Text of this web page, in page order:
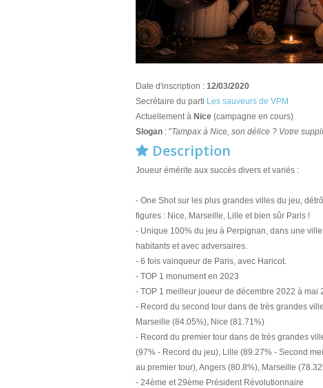
Date d'inscription : 12/03/2020
Secrétaire du parti Les sauveurs de VPM
Actuellement à Nice (campagne en cours)
Slogan : "Tampax à Nice, son délice ? Votre
Description
Joueur émérite aux succès divers et variés :
- One Shot sur les plus grandes villes du jeu,
figures : Nice, Marseille, Lille et bien sûr Paris !
- Unique 100% du jeu à Perpignan, dans une
habitants et avec adversaires.
- 6 fois vainqueur de Paris, avec Haricot.
- TOP 1 monument en 2023
- TOP 1 meilleur joueur de décembre 2022 à mai
- Record du second tour dans de très grandes
Marseille (84.05%), Nice (81.71%)
- Record du premier tour dans de très grandes
(97% - Record du jeu), Lille (89.27% - Second
au premier tour), Angers (80.8%), Marseille
- 24ème et 29ème Président Révolutionnaire